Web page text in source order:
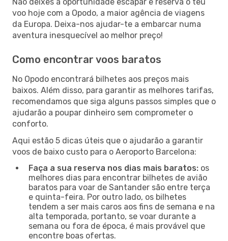
voo hoje com a Opodo, a maior agência de viagens
da Europa. Deixa-nos ajudar-te a embarcar numa
aventura inesquecível ao melhor preço!
Como encontrar voos baratos
No Opodo encontrará bilhetes aos preços mais
baixos. Além disso, para garantir as melhores tarifas,
recomendamos que siga alguns passos simples que o
ajudarão a poupar dinheiro sem comprometer o
conforto.
Aqui estão 5 dicas úteis que o ajudarão a garantir
voos de baixo custo para o Aeroporto Barcelona:
Faça a sua reserva nos dias mais baratos: os
melhores dias para encontrar bilhetes de avião
baratos para voar de Santander são entre terça
e quinta-feira. Por outro lado, os bilhetes
tendem a ser mais caros aos fins de semana e na
alta temporada, portanto, se voar durante a
semana ou fora de época, é mais provável que
encontre boas ofertas.